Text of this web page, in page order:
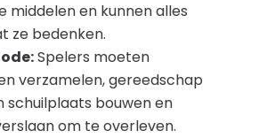
middelen en kunnen alles
ze bedenken.
Spelers moeten
verzamelen, gereedschap
schuilplaats bouwen en
om te overleven.